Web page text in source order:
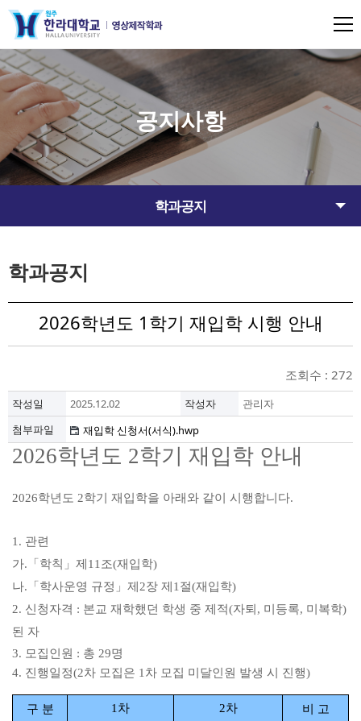
공지사항
학과공지
학과공지
2026학년도 1학기 재입학 시행 안내
조회수 : 272
작성일 2025.12.02 작성자
관리자
첨부파일
재입학 신청서(서식).hwp
2026학년도 2학기 재입학 안내
2026학년도 2학기 재입학을 아래와 같이 시행합니다.
1. 관련
가. 「학칙 」 제11 조(재입학)
나. 「학사운영 규정 」 제2장 제1 절(재입학)
2. 신청자격 : 본교 재학했던 학생 중 제적(자퇴, 미등록, 미복학)
된 자
3. 모집인원 : 총 29명
4. 진행일정(2차 모집은 1 차 모집 미달인원 발생 시 진행)
구 분 1 차 2차
비 고